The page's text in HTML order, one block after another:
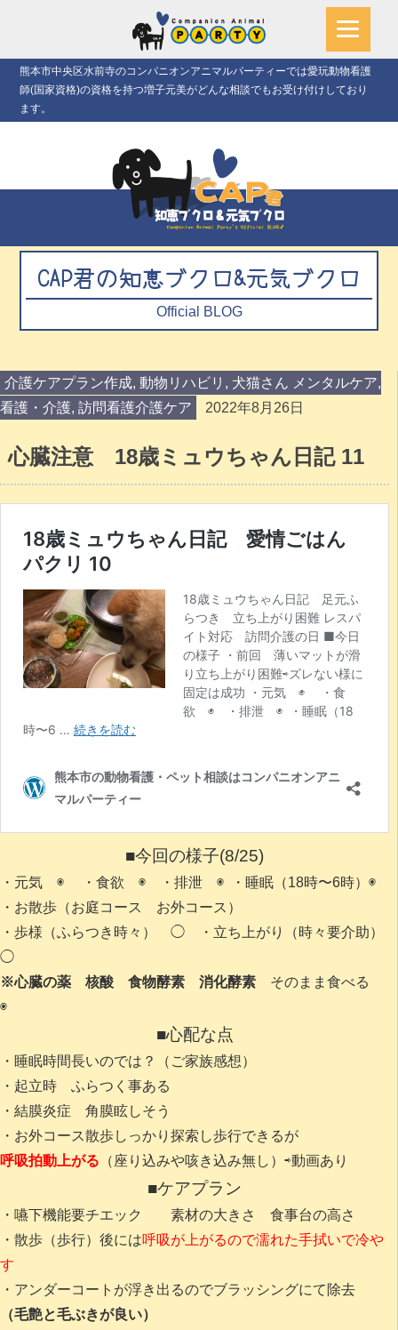
熊本市中央区水前寺のコンパニオンアニマルパーティーでは愛玩動物看護
師(国家資格)の資格を持つ増子元美がどんな相談でもお受け付けしており
ます。
CAP君の知恵ブクロ&元気ブクロ
Official BLOG
介護ケアプラン作成, 動物リハビリ , 犬猫さん メンタルケア,
看護・介護, 訪問看護介護ケア 2022年8月26日
心臓注意 18歳ミュウちゃん日記 11
■今回の様子(8/25)
・元気 ◉ ・食欲 ◉ ・排泄 ◉ ・睡眠（18時〜6時）◉
・お散歩（お庭コース お外コース）
・歩様（ふらつき時々） ◯ ・立ち上がり（時々要介助）
◯
※心臓の薬 核酸 食物酵素 消化酵素 そのまま食べる
◉
■心配な点
・睡眠時間長いのでは？（ご家族感想）
・起立時 ふらつく事ある
・結膜炎症 角膜眩しそう
・お外コース散歩しっかり探索し歩行できるが
呼吸拍動上がる （座り込みや咳き込み無し）⇨動画あり
■ケアプラン
・嚥下機能要チエック 素材の大きさ 食事台の高さ
・散歩（歩行）後には呼吸が上がるので濡れた手拭いで冷や
す
・アンダーコートが浮き出るのでブラッシングにて除去
（毛艶と毛ぶきが良い）